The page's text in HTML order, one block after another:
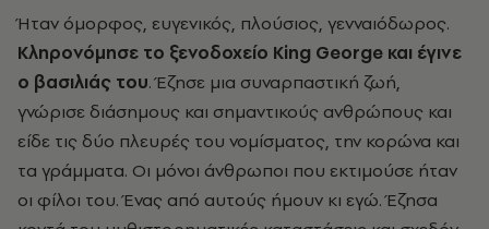
Ήταν όμορφος, ευγενικός, πλούσιος, γενναιόδωρος.
Κληρονόμησε το ξενοδοχείο King George και έγινε
ο βασιλιάς του. Έζησε μια συναρπαστική ζωή,
γνώρισε διάσημους και σημαντικούς ανθρώπους και
είδε τις δύο πλευρές του νομίσματος, την κορώνα και
τα γράμματα. Οι μόνοι άνθρωποι που εκτιμούσε ήταν
οι φίλοι του. Ένας από αυτούς ήμουν κι εγώ. Έζησα